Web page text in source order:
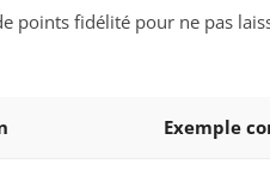
points fidélité pour ne pas
Exemple